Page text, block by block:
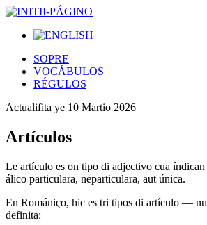
SOPRE
VOCÁBULOS
RÉGULOS
Actualifita ye 10 Martio 2026
Artículos
Le artículo es on tipo di adjectivo cua índican
álico particulara, neparticulara, aut única.
En Romániço, hic es tri tipos di artículo —
definita: